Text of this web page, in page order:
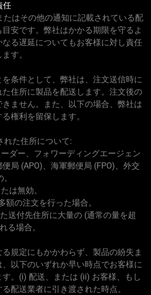
任
たはその他の通知に記載されている配
安です。弊社はかかる期限を守るよ
なる遅延についてもお客様に対し責任
す。
条件として、弊社は、注文送信時に
住所に製品を配送します。注文後の
ません。また、以下の場合、弊社は
権利を留保します。
れた住所について:
ダー、フォワーディングエージェン
便局 (APO)、海軍郵便局 (FPO)、外交
は無効。
額の注文を行った場合。
送付先住所に大量の (通常の量を超
る場合。
規定にもかかわらず、製品の紛失ま
以下のいずれか早い時点でお客様に
。(i) 配送、または (ii) お客様、もし
配送業者に引き渡された時点。